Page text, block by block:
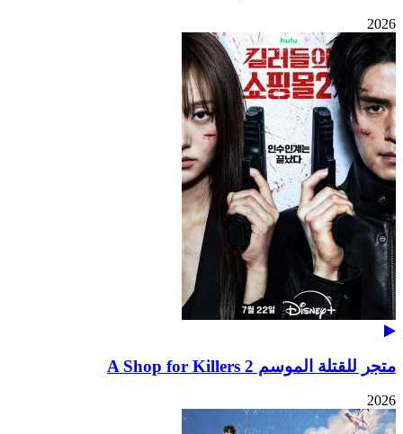
2026
متجر للقتلة الموسم 2 A Shop for Killers
2026